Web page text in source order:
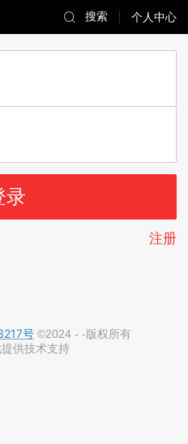
个人中心
搜索
注册
号 ©2024- -版权所有
供技术支持